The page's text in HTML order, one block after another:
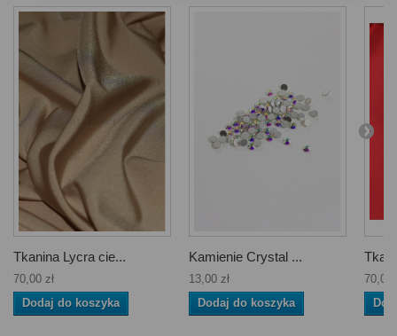
Tkanina Lycra cie...
70,00 zł
Dodaj do koszyka
Kamienie Crystal ...
13,00 zł
Dodaj do koszyka
70,00